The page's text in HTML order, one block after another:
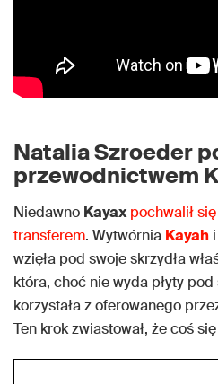
Natalia Szroeder
przewodnictwem
Niedawno Kayax pochwalił
transferem. Wytwórnia Kayah i
wzięła pod swoje skrzydła
która, choć nie wyda płyty
korzystała z oferowanego
Ten krok zwiastował, że coś